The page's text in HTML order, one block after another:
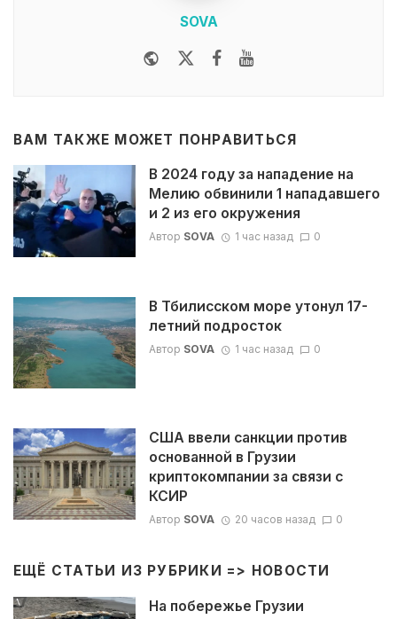
SOVA
WebsiteTwitterFacebook
ВАМ ТАКЖЕ МОЖЕТ ПОНРАВИТЬСЯ
В 2024 году за нападение на
Мелию обвинили 1 нападавшего
и 2 из его окружения
Автор SOVA 1 час назад 0
В Тбилисском море утонул 17-
летний подросток
Автор SOVA 1 час назад 0
США ввели санкции против
основанной в Грузии
криптокомпании за связи с
КСИР
Автор SOVA 20 часов назад 0
ЕЩЁ СТАТЬИ ИЗ РУБРИКИ => НОВОСТИ
На побережье Грузии